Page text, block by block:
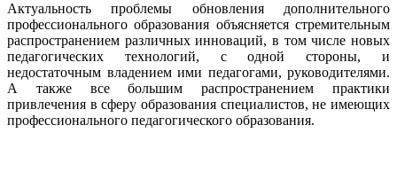
Актуальность проблемы обновления дополнительного
профессионального образования объясняется стремительным
распространением различных инноваций, в том числе новых
педагогических технологий, с одной стороны, и
недостаточным владением ими педагогами, руководителями.
А также все большим распространением практики
привлечения в сферу образования специалистов, не имеющих
профессионального педагогического образования.